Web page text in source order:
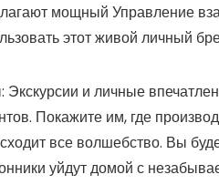
мощный Управление
этот живой личный
Экскурсии и личные
Покажите им, где
все волшебство. Вы
уйдут домой с